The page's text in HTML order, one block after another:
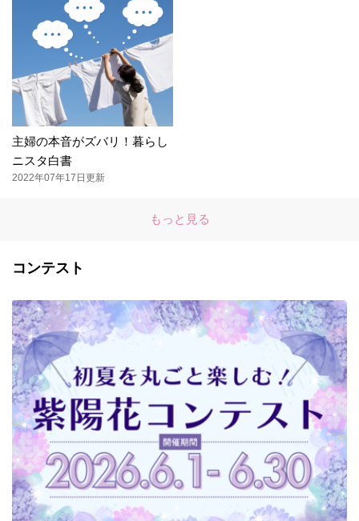
主婦の本音がズバリ！暮らし
ニスタ白書
2022年07年17日更新
もっと見る
コンテスト